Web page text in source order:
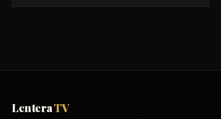
LenteraTV